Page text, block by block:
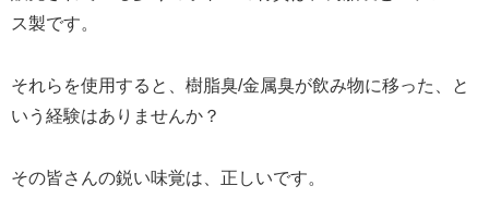
ス製です。
それらを使用すると、樹脂臭/金属臭が飲み物に移った、と
いう経験はありませんか？
その皆さんの鋭い味覚は、正しいです。